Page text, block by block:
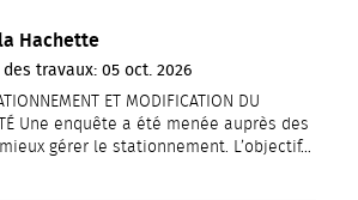
Hachette
travaux: 05 oct. 2026
ET MODIFICATION DU
Une enquête a été menée auprès des
gérer le stationnement. L’objectif…